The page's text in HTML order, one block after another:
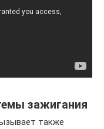
зажигания
также